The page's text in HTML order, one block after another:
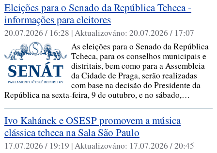
Eleições para o Senado da República Tcheca -
informações para eleitores
20.07.2026 / 16:28 |Aktualizováno: 20.07.2026 / 17:07
As eleições para o Senado da República
Tcheca, para os conselhos municipais e
distritais, bem como para a Assembleia
da Cidade de Praga, serão realizadas
com base na decisão do Presidente da
República na sexta-feira, 9 de outubro, e no sábado,…
Ivo Kahánek e OSESP promovem a música
clássica tcheca na Sala São Paulo
17.07.2026 / 19:19 |Aktualizováno: 17.07.2026 / 20:45